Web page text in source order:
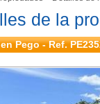
de la
Pego - Ref.